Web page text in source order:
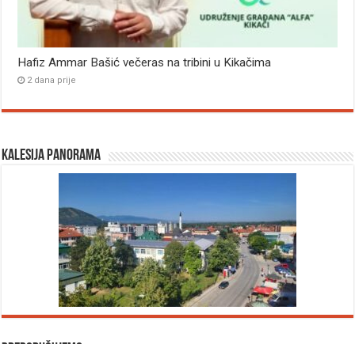
Hafiz Ammar Bašić večeras na tribini u Kikačima
2 dana prije
Kalesija panorama